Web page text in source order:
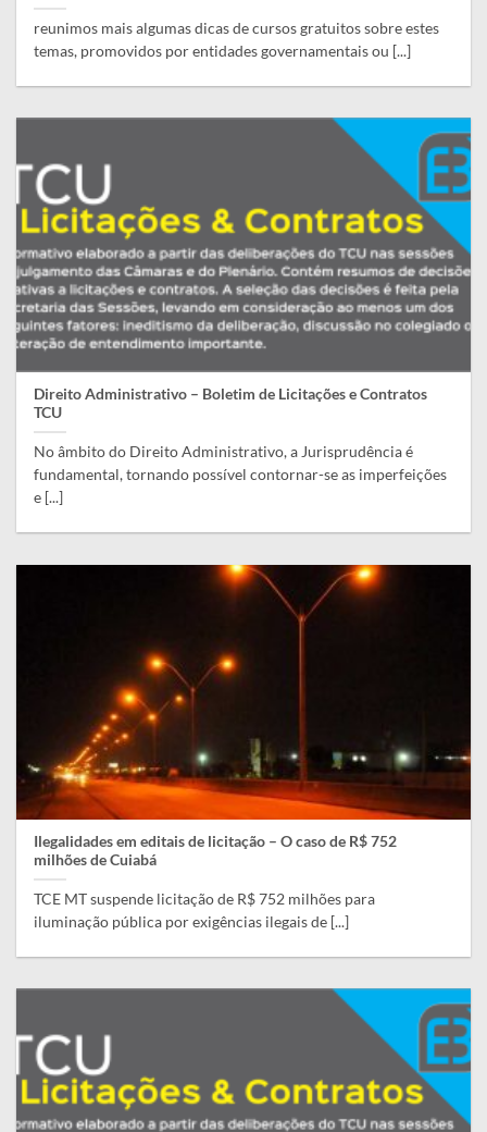
reunimos mais algumas dicas de cursos gratuitos sobre estes
temas, promovidos por entidades governamentais ou [...]
Direito Administrativo – Boletim de Licitações e Contratos
TCU
No âmbito do Direito Administrativo, a Jurisprudência é
fundamental, tornando possível contornar-se as imperfeições
e [...]
Ilegalidades em editais de licitação – O caso de R$ 752
milhões de Cuiabá
TCE MT suspende licitação de R$ 752 milhões para
iluminação pública por exigências ilegais de [...]